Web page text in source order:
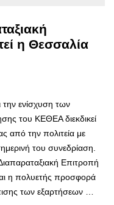
η Θεσσαλία
την ενίσχυση των
του ΚΕΘΕΑ διεκδικεί
από την πολιτεία με
του συνεδρίαση.
Επιτροπή
η πολυετής προσφορά
των εξαρτήσεων …